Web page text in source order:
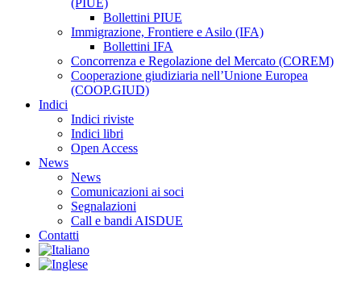
(PIUE)
Bollettini PIUE
Immigrazione, Frontiere e Asilo (IFA)
Bollettini IFA
Concorrenza e Regolazione del Mercato (COREM)
Cooperazione giudiziaria nell’Unione Europea
(COOP.GIUD)
Indici
Indici riviste
Indici libri
Open Access
News
News
Comunicazioni ai soci
Segnalazioni
Call e bandi AISDUE
Contatti